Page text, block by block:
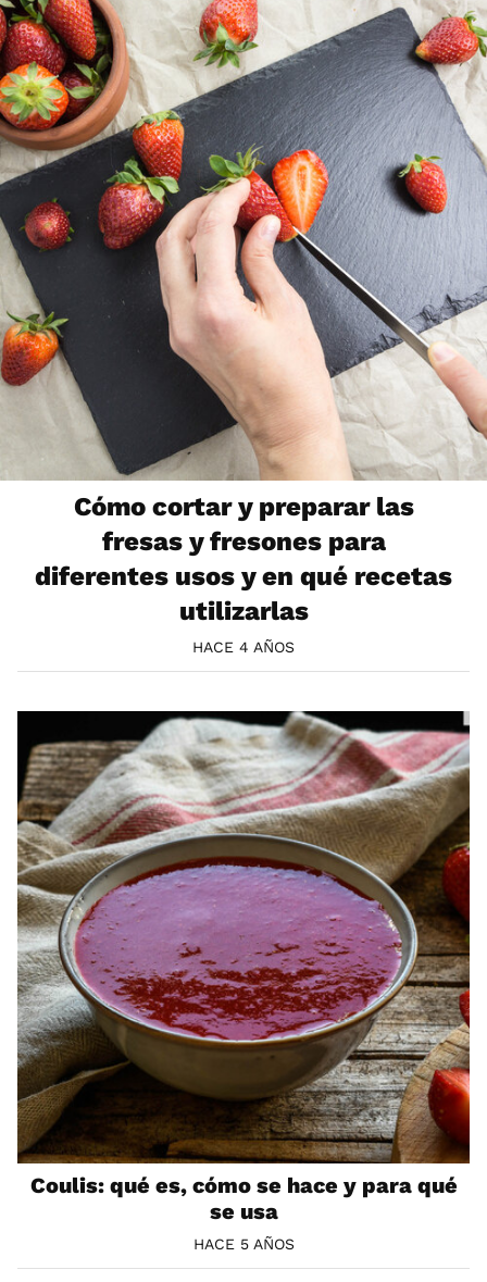
Cómo cortar y preparar las
fresas y fresones para
diferentes usos y en qué recetas
utilizarlas
HACE 4 AÑOS
Coulis: qué es, cómo se hace y para qué
se usa
HACE 5 AÑOS